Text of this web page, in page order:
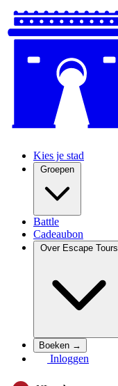
Kies je stad
Groepen
Battle
Cadeaubon
Over Escape Tours
Boeken →
Inloggen